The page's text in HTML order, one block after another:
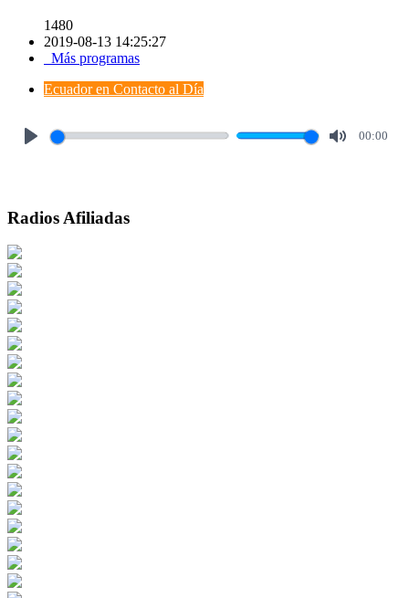
1480
2019-08-13 14:25:27
Más programas
Ecuador en Contacto al Día
00:00
Radios Afiliadas